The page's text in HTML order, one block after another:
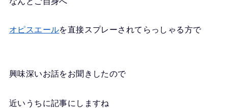
オピスエールを直接スプレーされてらっしゃる方で
興味深いお話をお聞きしたので
近いうちに記事にしますね